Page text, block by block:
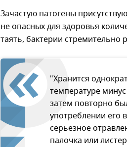
Зачастую патогены
не опасных для здоровья
таять, бактерии
"Хранится
температуре минус
затем повторно
употреблении его
серьезное
палочка или